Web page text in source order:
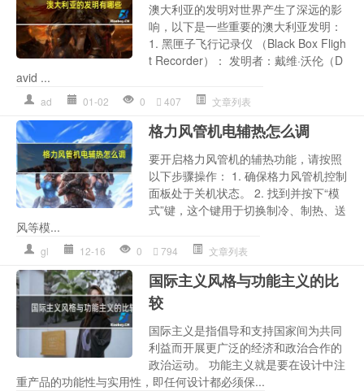
澳大利亚的发明对世界产生了深远的影
响，以下是一些重要的澳大利亚发明：
1. 黑匣子飞行记录仪 （Black Box Fligh
t Recorder）： 发明者：戴维·沃伦（D
avid ...
ad 01-02 0 407 文章列表
格力风管机电辅热怎么调
要开启格力风管机的辅热功能，请按照
以下步骤操作： 1. 确保格力风管机控制
面板处于关机状态。 2. 找到并按下“模
式”键，这个键用于切换制冷、制热、送
风等模...
gl 12-16 0 794 文章列表
国际主义风格与功能主义的比
较
国际主义是指倡导和支持国家间为共同
利益而开展更广泛的经济和政治合作的
政治运动。 功能主义就是要在设计中注
重产品的功能性与实用性，即任何设计都必须保...